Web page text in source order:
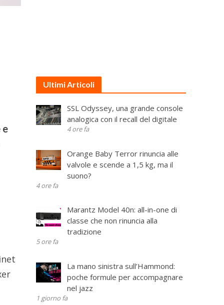
e
Ultimi Articoli
SSL Odyssey, una grande console
analogica con il recall del digitale
4 ore fa
Orange Baby Terror rinuncia alle
valvole e scende a 1,5 kg, ma il
suono?
4 ore fa
Marantz Model 40n: all-in-one di
classe che non rinuncia alla
tradizione
5 ore fa
La mano sinistra sull’Hammond:
poche formule per accompagnare
nel jazz
1 giorno fa